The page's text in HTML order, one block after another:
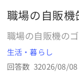
め、重りを使っ
ブロックを考え
が問題です。地
や回収場所があ
（業者に依頼す
職場の自販機
職場の自販機の
が、これは高く
いるのでしょう
ています。
生活・暮らし
回答数 32026/08/08